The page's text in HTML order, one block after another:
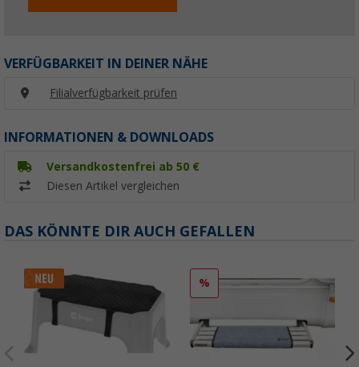
VERFÜGBARKEIT IN DEINER NÄHE
Filialverfügbarkeit prüfen
INFORMATIONEN & DOWNLOADS
Versandkostenfrei ab 50 €
Diesen Artikel vergleichen
DAS KÖNNTE DIR AUCH GEFALLEN
%